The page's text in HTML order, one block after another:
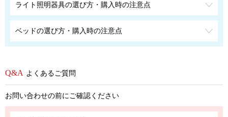
ライト照明器具の選び方・購入時の注意点
ベッドの選び方・購入時の注意点
よくあるご質問
お問い合わせの前にご確認ください